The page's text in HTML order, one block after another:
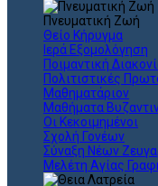
Πνευματική Ζωή
Θείο Κήρυγμα
Ιερά Εξομολόγηση
Ποιμαντική
Πολιτιστικές
Μαθηματάριον
Μαθήματα
Οι Κεκοιμημένοι
Σχολή Γονέων
Σύναξη Νέων
Μελέτη Αγίας